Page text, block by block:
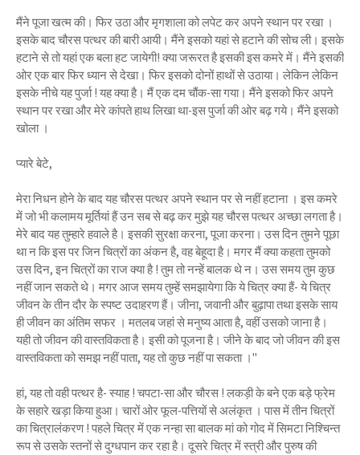
मैंने पूजा खत्म की। फिर उठा और मृगशाला को लपेट कर अपने स्थान पर रखा ।
इसके बाद चौरस पत्थर की बारी आयी। मैंने इसको यहां से हटाने की सोच ली। इसके
हटाने से तो यहां एक बला हट जायेगी! क्या जरूरत है इसकी इस कमरे में। मैंने इसकी
ओर एक बार फिर ध्यान से देखा। फिर इसको दोनों हाथों से उठाया। लेकिन लेकिन
इसके नीचे यह पुर्जा ! यह क्या है। मैं एक दम चौंक-सा गया। मैंने इसको फिर अपने
स्थान पर रखा और मेरे कांपते हाथ लिखा था-इस पुर्जा की ओर बढ़ गये। मैंने इसको
खोला ।
प्यारे बेटे,
मेरा निधन होने के बाद यह चौरस पत्थर अपने स्थान पर से नहीं हटाना । इस कमरे
में जो भी कलामय मूर्तियां हैं उन सब से बढ़ कर मुझे यह चौरस पत्थर अच्छा लगता है।
मेरे बाद यह तुम्हारे हवाले है। इसकी सुरक्षा करना, पूजा करना। उस दिन तुमने पूछा
था न कि इस पर जिन चित्रों का अंकन है, वह बेहूदा है। मगर मैं क्या कहता तुमको
उस दिन, इन चित्रों का राज क्या है ! तुम तो नन्हें बालक थे न। उस समय तुम कुछ
नहीं जान सकते थे। मगर आज समय तुम्हें समझायेगा कि ये चित्र क्या हैं- ये चित्र
जीवन के तीन दौर के स्पष्ट उदाहरण हैं। जीना, जवानी और बुढ़ापा तथा इसके साय
ही जीवन का अंतिम सफर । मतलब जहां से मनुष्य आता है, वहीं उसको जाना है।
यही तो जीवन की वास्तविकता है। इसी को पूजना है। जीने के बाद जो जीवन की इस
वास्तविकता को समझ नहीं पाता, यह तो कुछ नहीं पा सकता ।"
हां, यह तो वही पत्थर है- स्याह ! चपटा-सा और चौरस ! लकड़ी के बने एक बड़े फ्रेम
के सहारे खड़ा किया हुआ। चारों ओर फूल-पत्तियों से अलंकृत । पास में तीन चित्रों
का चित्रालंकरण ! पहले चित्र में एक नन्हा सा बालक मां को गोद में सिमटा निश्चिन्त
रूप से उसके स्तनों से दुग्धपान कर रहा है। दूसरे चित्र में स्त्री और पुरुष की